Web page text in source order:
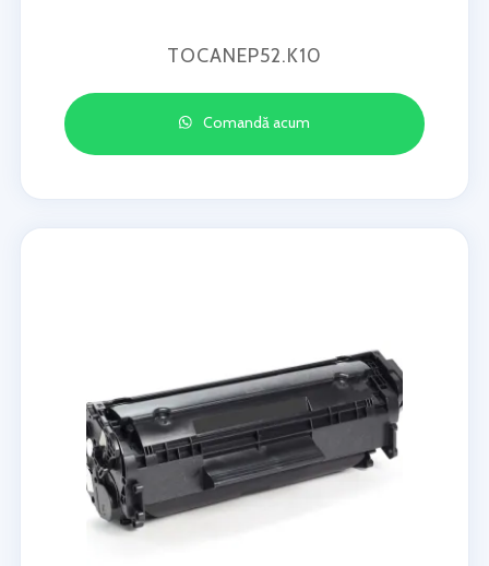
TOCANEP52.K10
Comandă acum